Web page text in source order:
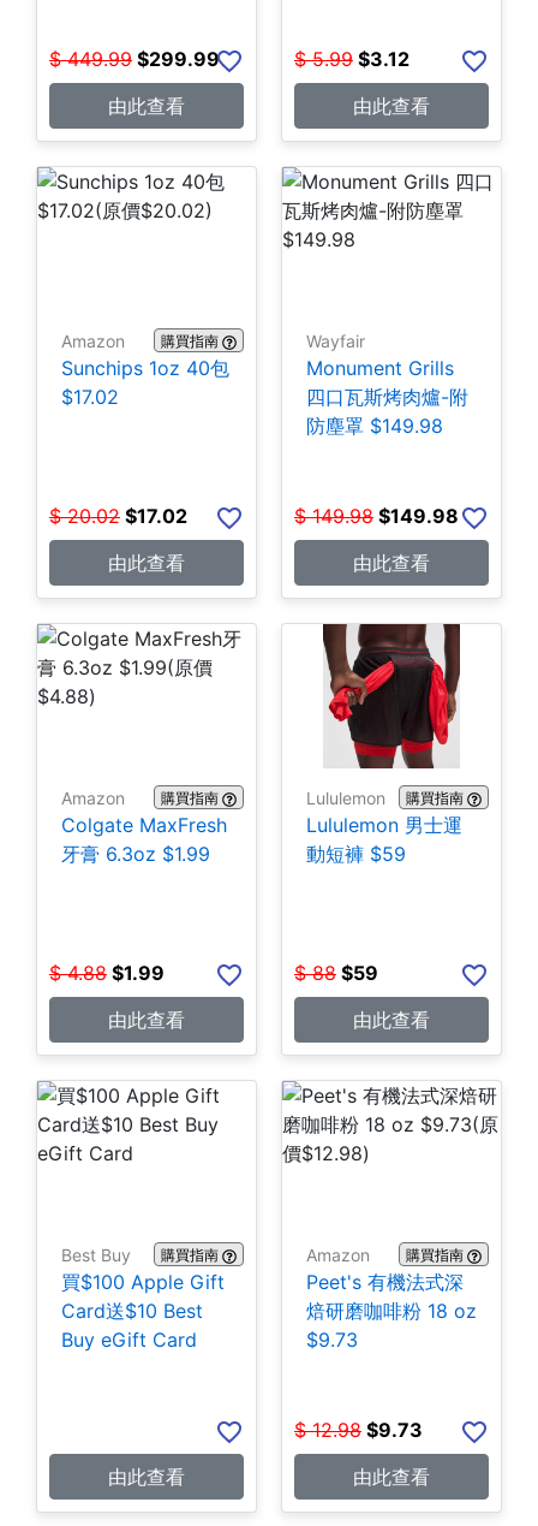
$ 449.99 $299.99
由此查看
$ 5.99 $3.12
由此查看
Amazon 購買指南
Sunchips 1oz 40包
$17.02
$ 20.02 $17.02
由此查看
Wayfair
Monument Grills
四口瓦斯烤肉爐-附
防塵罩 $149.98
$ 149.98 $149.98
由此查看
Amazon 購買指南
Colgate MaxFresh
牙膏 6.3oz $1.99
$ 4.88 $1.99
由此查看
Lululemon 購買指南
Lululemon 男士運
動短褲 $59
$ 88 $59
由此查看
Best Buy 購買指南
買$100 Apple Gift
Card送$10 Best
Buy eGift Card
由此查看
Amazon 購買指南
Peet's 有機法式深
焙研磨咖啡粉 18 oz
$9.73
$ 12.98 $9.73
由此查看